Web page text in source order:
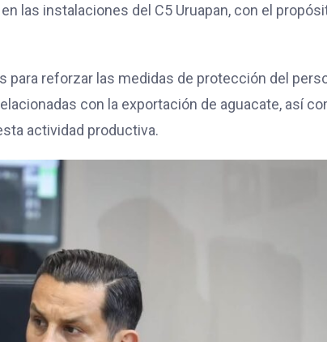
las instalaciones del C5 Uruapan, con el
para reforzar las medidas de protección del
con la exportación de aguacate, así
actividad productiva.